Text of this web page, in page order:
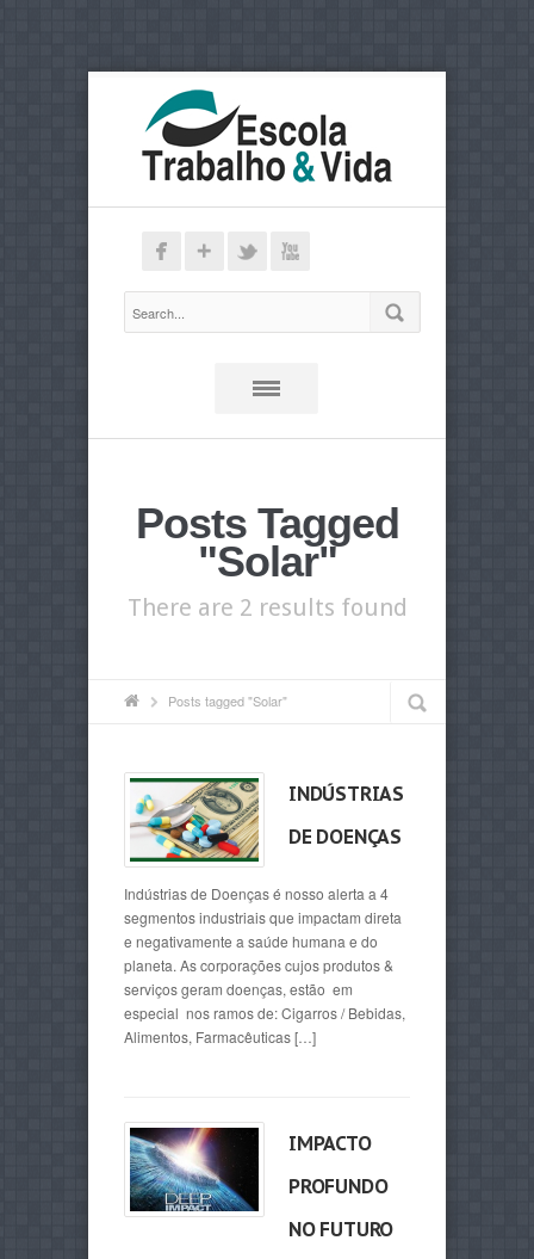
Posts Tagged
"Solar"
There are 2 results found
Posts tagged "Solar"
INDÚSTRIAS
DE DOENÇAS
Indústrias de Doenças é nosso alerta a 4
segmentos industriais que impactam direta
e negativamente a saúde humana e do
planeta. As corporações cujos produtos &
serviços geram doenças, estão em
especial nos ramos de: Cigarros / Bebidas,
Alimentos, Farmacêuticas […]
IMPACTO
PROFUNDO
NO FUTURO